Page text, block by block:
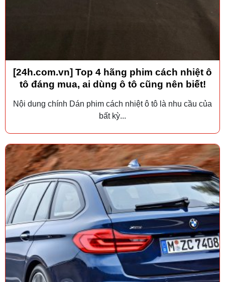
[24h.com.vn] Top 4 hãng phim cách nhiệt ô
tô đáng mua, ai dùng ô tô cũng nên biết!
Nội dung chính Dán phim cách nhiệt ô tô là nhu cầu của
bất kỳ...